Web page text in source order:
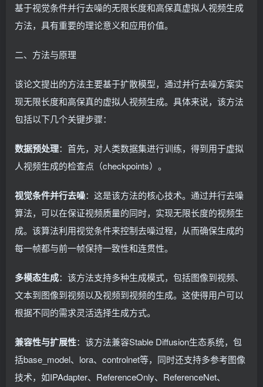
基于视觉条件并行去噪的无限长度和高保真虚拟人视频生成
方法，具有重要的理论意义和应用价值。
二、方法与原理
该论文提出的方法主要基于扩散模型，通过并行去噪方案实
现无限长度和高保真的虚拟人视频生成。具体来说，该方法
包括以下几个关键步骤：
数据预处理：首先，对人类数据集进行训练，得到用于虚拟
人视频生成的检查点（checkpoints）。
视觉条件并行去噪：这是该方法的核心技术。通过并行去噪
算法，可以在保证视频质量的同时，实现无限长度的视频生
成。该算法利用视觉条件来控制去噪过程，从而确保生成的
每一帧都与前一帧保持一致性和连贯性。
多模态生成：该方法支持多种生成模式，包括图像到视频、
文本到图像到视频以及视频到视频的生成。这使得用户可以
根据不同的需求灵活选择生成方式。
兼容性与扩展性：该方法兼容Stable Diffusion生态系统，包
括base_model、lora、controlnet等，同时还支持多参考图像
技术，如IPAdapter、ReferenceOnly、ReferenceNet、